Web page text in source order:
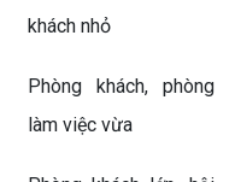
khách nhỏ
Phòng khách, phòng
làm việc vừa